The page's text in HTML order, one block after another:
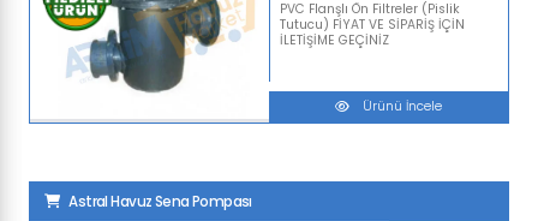
PVC Flanşlı Ön Filtreler (Pislik
Tutucu) FİYAT VE SİPARİŞ İÇİN
İLETİŞİME GEÇİNİZ
Ürünü İncele
Astral Havuz Sena Pompası